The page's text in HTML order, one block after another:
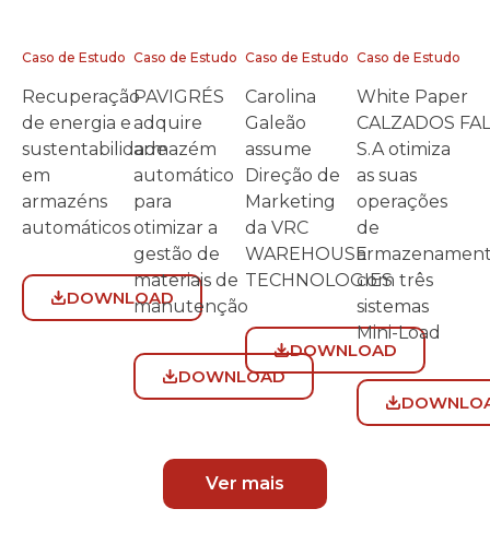
Caso de Estudo
Recuperação
de energia e
sustentabilidade
em
armazéns
automáticos
DOWNLOAD
Caso de Estudo
PAVIGRÉS
adquire
armazém
automático
para
otimizar a
gestão de
materiais de
manutenção
DOWNLOAD
Caso de Estudo
Carolina
Galeão
assume
Direção de
Marketing
da VRC
WAREHOUSE
TECHNOLOGIES
DOWNLOAD
Caso de Estudo
White Paper
CALZADOS FAL
S.A otimiza
as suas
operações
de
com três
sistemas
Mini-Load
Ver mais